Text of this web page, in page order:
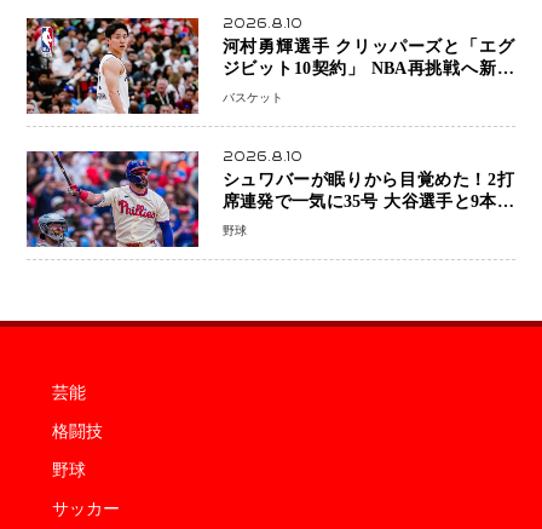
2026.8.10
河村勇輝選手 クリッパーズと「エグ
ジビット10契約」 NBA再挑戦へ新た
な一歩、八村塁選手との共闘にも期待
バスケット
2026.8.10
シュワバーが眠りから目覚めた！2打
席連発で一気に35号 大谷選手と9本差
に 本塁打王争いで単独トップ浮上
野球
芸能
格闘技
野球
サッカー